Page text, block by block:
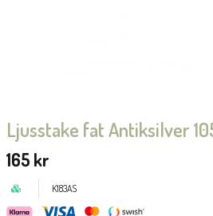
Ljusstake fat Antiksilver
165 kr
K183AS